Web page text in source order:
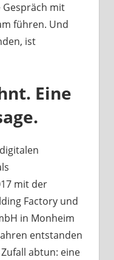
Gespräch mit
führen. Und
ist
Eine
mit der
Factory und
in Monheim
entstanden
abtun: eine